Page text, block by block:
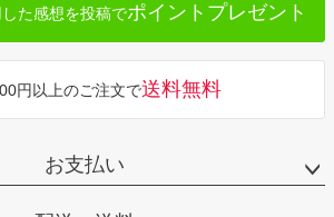
た感想を投稿でポイントプレゼント
円以上のご注文で送料無料
お支払い